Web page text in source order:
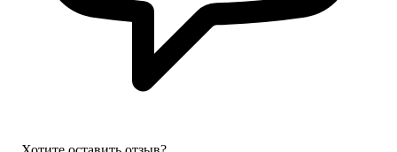
электрокардиография;
суточное мониторирование ЭКГ и АД;